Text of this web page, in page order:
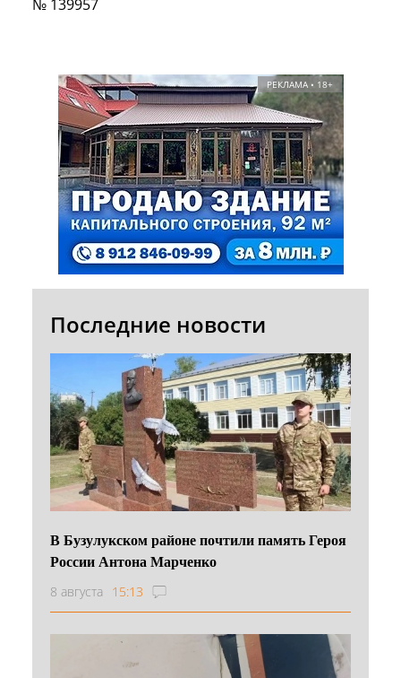
№ 139957
РЕКЛАМА • 18+
Последние новости
В Бузулукском районе почтили память Героя
России Антона Марченко
8 августа 15:13